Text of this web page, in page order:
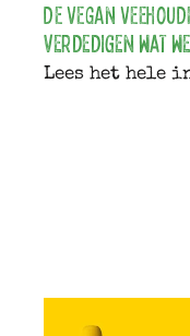
DE VEGAN
verdedigen wat
Lees het hele